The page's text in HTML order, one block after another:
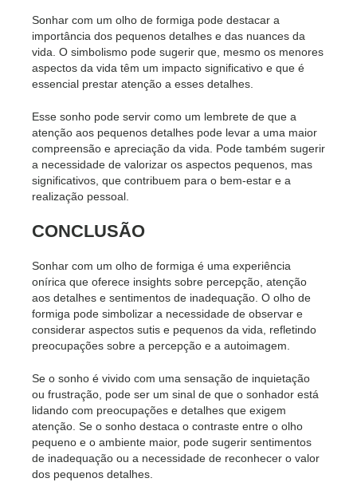
Sonhar com um olho de formiga pode destacar a
importância dos pequenos detalhes e das nuances da
vida. O simbolismo pode sugerir que, mesmo os menores
aspectos da vida têm um impacto significativo e que é
essencial prestar atenção a esses detalhes.
Esse sonho pode servir como um lembrete de que a
atenção aos pequenos detalhes pode levar a uma maior
compreensão e apreciação da vida. Pode também sugerir
a necessidade de valorizar os aspectos pequenos, mas
significativos, que contribuem para o bem-estar e a
realização pessoal.
CONCLUSÃO
Sonhar com um olho de formiga é uma experiência
onírica que oferece insights sobre percepção, atenção
aos detalhes e sentimentos de inadequação. O olho de
formiga pode simbolizar a necessidade de observar e
considerar aspectos sutis e pequenos da vida, refletindo
preocupações sobre a percepção e a autoimagem.
Se o sonho é vivido com uma sensação de inquietação
ou frustração, pode ser um sinal de que o sonhador está
lidando com preocupações e detalhes que exigem
atenção. Se o sonho destaca o contraste entre o olho
pequeno e o ambiente maior, pode sugerir sentimentos
de inadequação ou a necessidade de reconhecer o valor
dos pequenos detalhes.